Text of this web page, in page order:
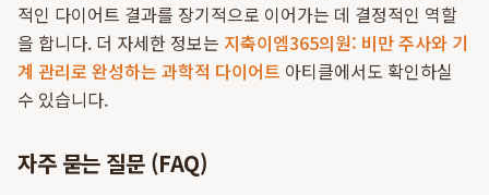
적인 다이어트 결과를 장기적으로 이어가는 데 결정적인 역할
을 합니다. 더 자세한 정보는 지축이엠365의원: 비만 주사와 기
계 관리로 완성하는 과학적 다이어트 아티클에서도 확인하실
수 있습니다.
자주 묻는 질문 (FAQ)